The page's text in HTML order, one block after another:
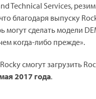
Technical Services,
благодаря выпуску
могут сделать модели
когда-либо прежде».
смогут загрузить
2017 года.